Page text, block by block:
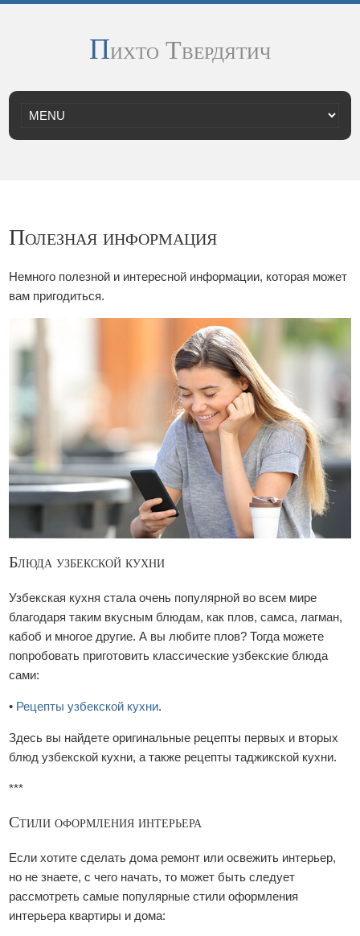
Пихто Твердятич
Полезная информация
Немного полезной и интересной информации, которая может
вам пригодиться.
Блюда узбекской кухни
Узбекская кухня стала очень популярной во всем мире
благодаря таким вкусным блюдам, как плов, самса, лагман,
кабоб и многое другие. А вы любите плов? Тогда можете
попробовать приготовить классические узбекские блюда
сами:
• Рецепты узбекской кухни.
Здесь вы найдете оригинальные рецепты первых и вторых
блюд узбекской кухни, а также рецепты таджикской кухни.
***
Стили оформления интерьера
Если хотите сделать дома ремонт или освежить интерьер,
но не знаете, с чего начать, то может быть следует
рассмотреть самые популярные стили оформления
интерьера квартиры и дома: